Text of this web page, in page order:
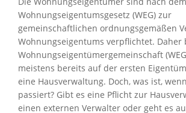
Wohnungseigentumsgesetz (WEG) zur
gemeinschaftlichen ordnungsgemäßen
Wohnungseigentums verpflichtet. Daher
Wohnungseigentümergemeinschaft
meistens bereits auf der ersten
eine Hausverwaltung. Doch, was ist,
passiert? Gibt es eine Pflicht zur
einen externen Verwalter oder geht es